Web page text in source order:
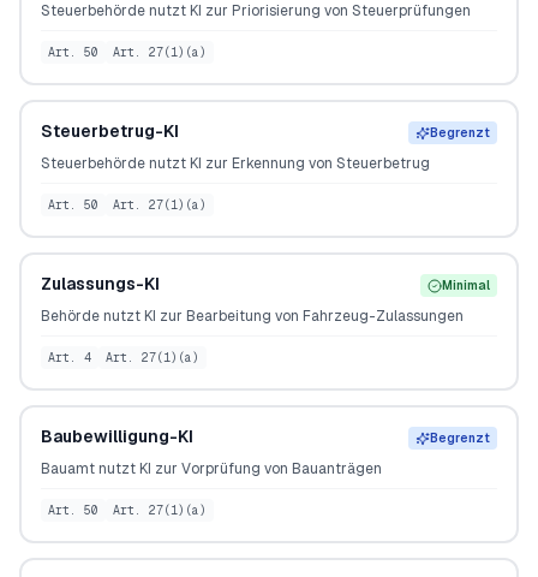
Steuerbehörde nutzt KI zur Priorisierung von Steuerprüfungen
Art. 50 Art. 27(1)(a)
Steuerbetrug-KI Begrenzt
Steuerbehörde nutzt KI zur Erkennung von Steuerbetrug
Art. 50 Art. 27(1)(a)
Zulassungs-KI Minimal
Behörde nutzt KI zur Bearbeitung von Fahrzeug-Zulassungen
Art. 4 Art. 27(1)(a)
Baubewilligung-KI Begrenzt
Bauamt nutzt KI zur Vorprüfung von Bauanträgen
Art. 50 Art. 27(1)(a)